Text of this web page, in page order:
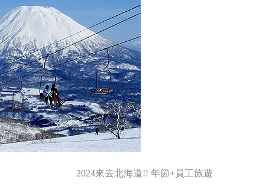
2024來去北海道!! 年節+員工旅遊